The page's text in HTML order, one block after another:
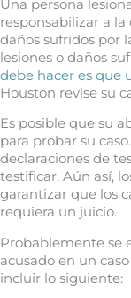
Una persona
responsabilizar a la
daños sufridos por
lesiones o daños
debe hacer es que
Houston revise su
Es posible que su
para probar su
declaraciones de
testificar. Aún así,
garantizar que los
requiera un juicio.
Probablemente se
acusado en un
incluir lo siguiente: